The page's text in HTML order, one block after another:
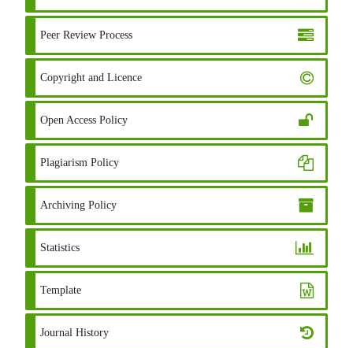
Peer Review Process
Copyright and Licence
Open Access Policy
Plagiarism Policy
Archiving Policy
Statistics
Template
Journal History